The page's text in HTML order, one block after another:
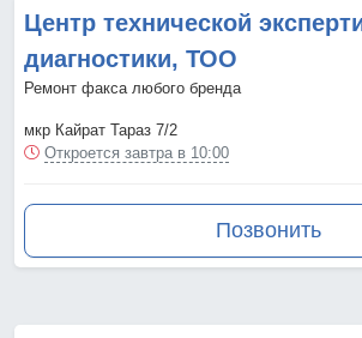
Центр технической
диагностики, ТОО
Ремонт факса любого бренда
мкр Кайрат Тараз 7/2
Откроется завтра в 10:00
Позвонить